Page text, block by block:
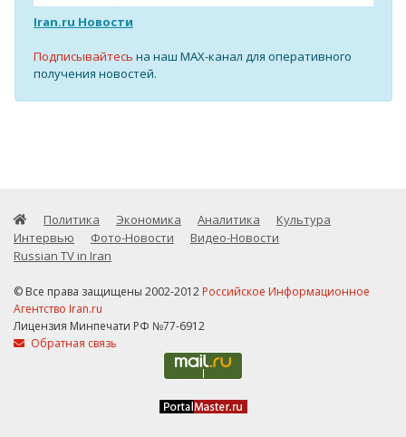
Iran.ru Новости
Подписывайтесь на наш MAX-канал для оперативного
получения новостей.
Политика Экономика Аналитика
Культура
Интервью
Фото-Новости
Видео-Новости
Russian TV in Iran
© Все права защищены 2002-2012 Российское Информационное
Агентство Iran.ru
Лицензия Минпечати РФ №77-6912
Обратная связь